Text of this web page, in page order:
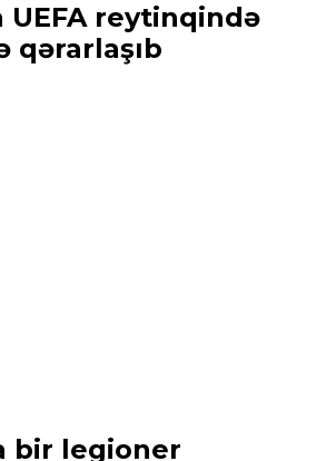
UEFA reytinqində
qərarlaşıb
bir legioner